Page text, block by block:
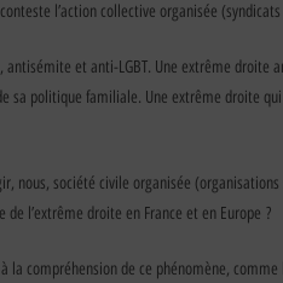
l’action collective organisée
antisémite et anti-LGBT. Une extrême droite
sa politique familiale. Une extrême droite
nous, société civile organisée (organisations
l’extrême droite en France et en Europe ?
la compréhension de ce phénomène,